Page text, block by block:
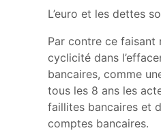
L’euro et les dettes
Par contre ce faisant
cyclicité dans
bancaires, comme
tous les 8 ans les
faillites bancaires et
comptes bancaires.